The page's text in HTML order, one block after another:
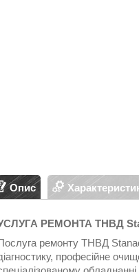
Опис
РЕМОНТА ТНВД
ремонту ТНВД
професійне